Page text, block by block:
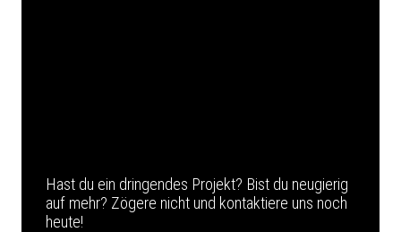
Hast du ein dringendes Projekt? Bist du neugierig
auf mehr? Zögere nicht und kontaktiere uns noch
heute!